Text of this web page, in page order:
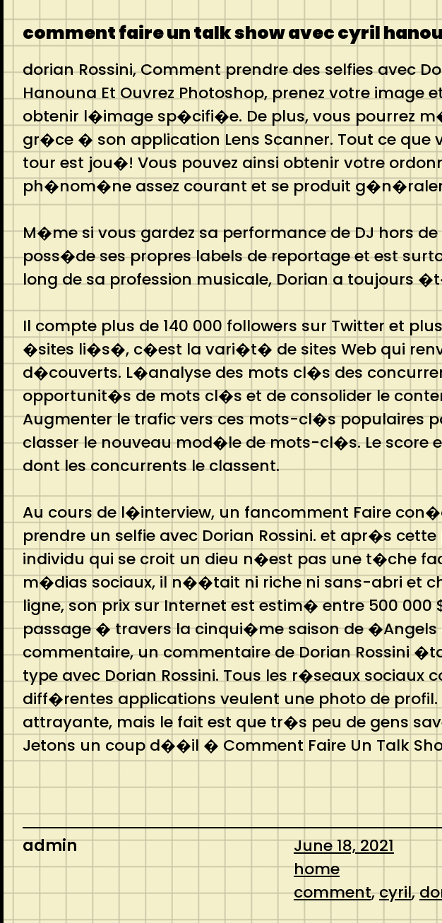
comment faire un talk show avec cyril
dorian Rossini, Comment prendre des selfies avec
Hanouna Et Ouvrez Photoshop, prenez votre
obtenir l�image sp�cifi�e. De plus, vous pourrez
gr�ce � son application Lens Scanner. Tout ce
tour est jou�! Vous pouvez ainsi obtenir votre
ph�nom�ne assez courant et se produit
M�me si vous gardez sa performance de DJ hors
poss�de ses propres labels de reportage et est
long de sa profession musicale, Dorian a toujours
Il compte plus de 140 000 followers sur Twitter et
�sites li�s�, c�est la vari�t� de sites Web qui
d�couverts. L�analyse des mots cl�s des
opportunit�s de mots cl�s et de consolider le
Augmenter le trafic vers ces mots-cl�s
classer le nouveau mod�le de mots-cl�s. Le
dont les concurrents le classent.
Au cours de l�interview, un fancomment Faire
prendre un selfie avec Dorian Rossini. et apr�s
individu qui se croit un dieu n�est pas une t�che
m�dias sociaux, il n��tait ni riche ni sans-abri et
ligne, son prix sur Internet est estim� entre 500
passage � travers la cinqui�me saison de �Angels
commentaire, un commentaire de Dorian Rossini
type avec Dorian Rossini. Tous les r�seaux sociaux
diff�rentes applications veulent une photo de
attrayante, mais le fait est que tr�s peu de gens
Jetons un coup d��il � Comment Faire Un Talk
admin
June 18, 2021
home
comment, cyril,